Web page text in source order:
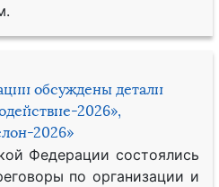
обсуждены детали
2026»,
2026»
Федерации состоялись
по организации и